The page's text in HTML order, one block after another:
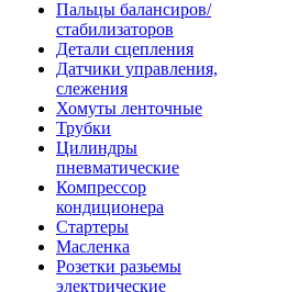
Пальцы балансиров/
стабилизаторов
Детали сцепления
Датчики управления,
слежения
Хомуты ленточные
Трубки
Цилиндры
пневматические
Компрессор
кондиционера
Стартеры
Масленка
Розетки разьемы
электрические